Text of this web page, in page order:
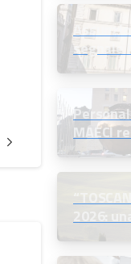
segnale
MAECI